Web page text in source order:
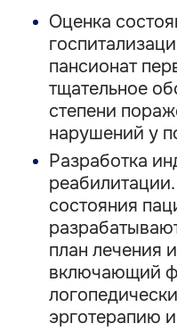
Оценка
пансионат
тщательное
степени
нарушений у
Разработка
состояния
план лечения
включающий
эрготерапию